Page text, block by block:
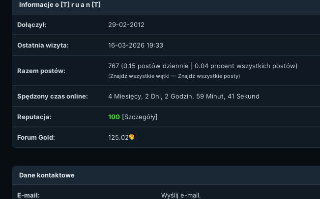
Informacje o [T] r u a n [T]
Dołączył: 29-02-2012
Ostatnia wizyta: 16-03-2026 19:33
Razem postów:
767 (0.15 postów dziennie | 0.04 procent wszystkich postów)
(Znajdź wszystkie wątki — Znajdź wszystkie posty)
Spędzony czas online: 4 Miesięcy, 2 Dni, 2 Godzin, 59 Minut, 41 Sekund
Reputacja: 100 [Szczegóły]
Forum Gold: 125.02
Dane kontaktowe
E-mail: Wyślij e-mail.